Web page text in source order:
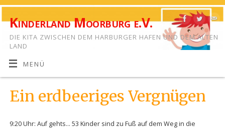
Kinderland Moorburg e.V.
DIE KITA ZWISCHEN DEM HARBURGER HAFEN UND DEM ALTEN
LAND
MENÜ
Ein erdbeeriges Vergnügen
9:20 Uhr: Auf gehts… 53 Kinder sind zu Fuß auf dem Weg in die